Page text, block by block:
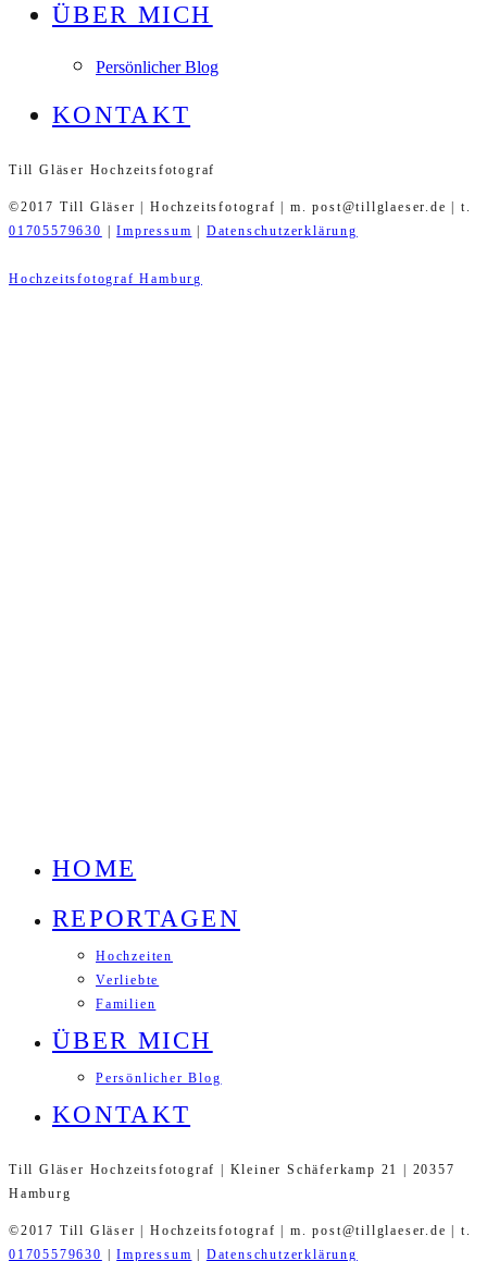
ÜBER MICH
Persönlicher Blog
KONTAKT
Till Gläser Hochzeitsfotograf
©2017 Till Gläser | Hochzeitsfotograf | m. post@tillglaeser.de | t.
01705579630
|Impressum Datenschutzerklärung
Hochzeitsfotograf Hamburg
HOME
REPORTAGEN
Hochzeiten
Verliebte
Familien
ÜBER MICH
Persönlicher Blog
KONTAKT
Till Gläser Hochzeitsfotograf | Kleiner Schäferkamp 21 | 20357
Hamburg
©2017 Till Gläser | Hochzeitsfotograf | m. post@tillglaeser.de | t.
01705579630
|Impressum Datenschutzerklärung